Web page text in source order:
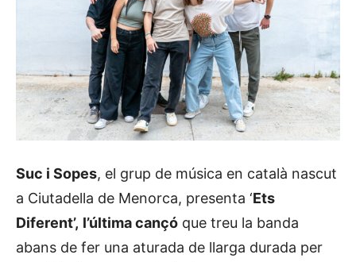
Suc i Sopes, el grup de música en català nascut
a Ciutadella de Menorca, presenta ‘Ets
Diferent’, l’última cançó que treu la banda
abans de fer una aturada de llarga durada per